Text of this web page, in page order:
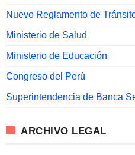
Nuevo Reglamento de
Ministerio de Salud
Ministerio de Educación
Congreso del Perú
Superintendencia de Banca
ARCHIVO LEGAL